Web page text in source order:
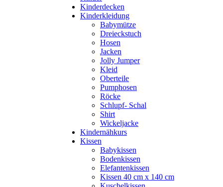
Kinderdecken
Kinderkleidung
Babymütze
Dreieckstuch
Hosen
Jacken
Jolly Jumper
Kleid
Oberteile
Pumphosen
Röcke
Schlupf- Schal
Shirt
Wickeljacke
Kindernähkurs
Kissen
Babykissen
Bodenkissen
Elefantenkissen
Kissen 40 cm x 140 cm